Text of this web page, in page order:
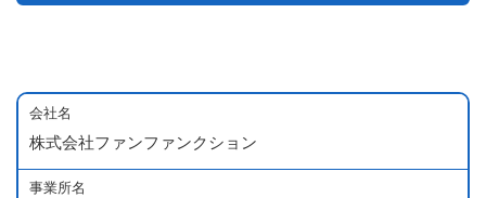
会社名
株式会社ファンファンクション
事業所名